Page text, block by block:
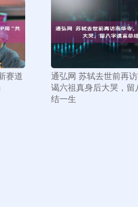
赛道
通弘网 苏轼去世前再
谒六祖真身后大哭，留
结一生